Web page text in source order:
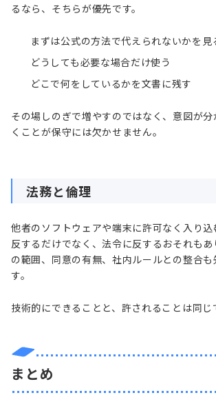
るなら、そちらが優先です。
まずは公式の方法で代えられないかを見
どうしても必要な場合だけ使う
どこで何をしているかを文書に残す
その場しのぎで増やすのではなく、意図が
くことが保守には欠かせません。
法務と倫理
他者のソフトウェアや端末に許可なく入り
反するだけでなく、法令に反するおそれもあ
の範囲、同意の有無、社内ルールとの整合
す。
技術的にできることと、許されることは同じ
まとめ